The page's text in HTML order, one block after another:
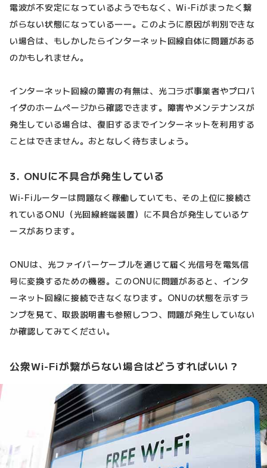
電波が不安定になっているようでもなく、Wi-Fiがまったく繋
がらない状態になっている――。このように原因が判別できな
い場合は、もしかしたらインターネット回線自体に問題がある
のかもしれません。
インターネット回線の障害の有無は、光コラボ事業者やプロバ
イダのホームページから確認できます。障害やメンテナンスが
発生している場合は、復旧するまでインターネットを利用する
ことはできません。おとなしく待ちましょう。
3. ONUに不具合が発生している
Wi-Fiルーターは問題なく稼働していても、その上位に接続さ
れているONU（光回線終端装置）に不具合が発生しているケ
ースがあります。
ONUは、光ファイバーケーブルを通じて届く光信号を電気信
号に変換するための機器。このONUに問題があると、インタ
ーネット回線に接続できなくなります。ONUの状態を示すラ
ンプを見て、取扱説明書も参照しつつ、問題が発生していない
か確認してみてください。
公衆Wi-Fiが繋がらない場合はどうすればいい？